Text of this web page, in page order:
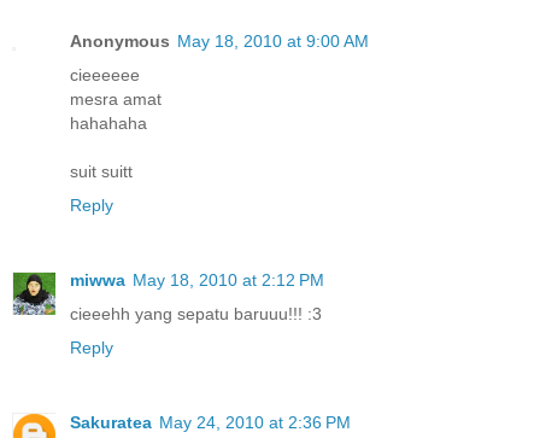
Anonymous May 18, 2010 at 9:00 AM
cieeeeee
mesra amat
hahahaha
suit suitt
Reply
miwwa May 18, 2010 at 2:12 PM
cieeehh yang sepatu baruuu!!! :3
Reply
Sakuratea May 24, 2010 at 2:36 PM